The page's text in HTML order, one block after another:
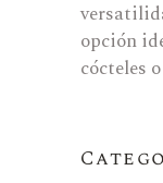
opción
cócteles